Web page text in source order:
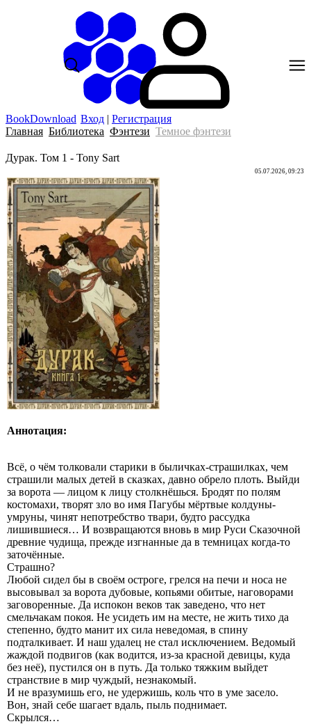
BookDownload Вход | Регистрация
Главная Библиотека Фэнтези Темное фэнтези
Дурак. Том 1 - Tony Sart
05.07.2026, 09:23
Аннотация:
Всё, о чём толковали старики в быличках-страшилках, чем
страшили малых детей в сказках, давно обрело плоть. Выйди
за ворота — лицом к лицу столкнёшься. Бродят по полям
костомахи, творят зло во имя Пагубы мёртвые колдуны-
умруны, чинят непотребство твари, будто рассудка
лишившиеся… И возвращаются вновь в мир Руси Сказочной
древние чудища, прежде изгнанные да в темницах когда-то
заточённые.
Страшно?
Любой сидел бы в своём остроге, грелся на печи и носа не
высовывал за ворота дубовые, копьями обитые, наговорами
заговоренные. Да испокон веков так заведено, что нет
смельчакам покоя. Не усидеть им на месте, не жить тихо да
степенно, будто манит их сила неведомая, в спину
подталкивает. И наш удалец не стал исключением. Ведомый
жаждой подвигов (как водится, из‑за красной девицы, куда
без неё), пустился он в путь. Да только тяжким выйдет
странствие в мир чуждый, незнакомый.
И не вразумишь его, не удержишь, коль что в уме засело.
Вон, знай себе шагает вдаль, пыль поднимает.
Скрылся…